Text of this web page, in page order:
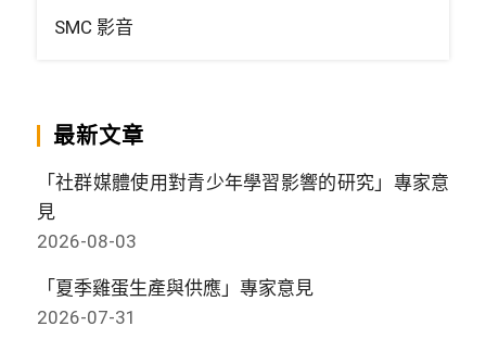
SMC 影音
最新文章
「社群媒體使用對青少年學習影響的研究」專家意
見
2026-08-03
「夏季雞蛋生產與供應」專家意見
2026-07-31